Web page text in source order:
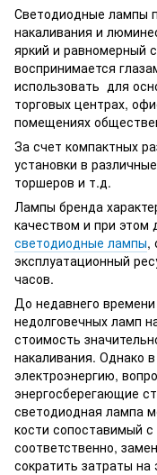
Светодиодные лампы
накаливания и
яркий и равномерный
воспринимается
использовать для
торговых центрах,
помещениях
За счет компактных
установки в
торшеров и т.д.
Лампы бренда
качеством и при этом
светодиодные лампы,
эксплуатационный
часов.
До недавнего
недолговечных ламп
стоимость
накаливания. Однако
электроэнергию,
энергосберегающие
светодиодная лампа
кости сопоставимый
соответственно,
сократить затраты на